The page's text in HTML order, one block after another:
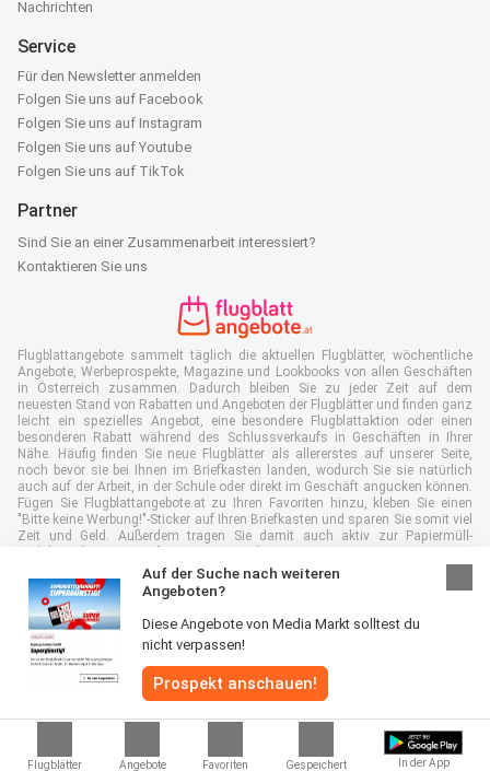
Flugblätter Angebote Favoriten Gespeichert In der App
Auf der Suche nach weiteren
Angeboten?
Diese Angebote von Media Markt solltest du
nicht verpassen!
Prospekt anschauen!
Nachrichten
Service
Für den Newsletter anmelden
Folgen Sie uns auf Facebook
Folgen Sie uns auf Instagram
Folgen Sie uns auf Youtube
Folgen Sie uns auf TikTok
Partner
Sind Sie an einer Zusammenarbeit interessiert?
Kontaktieren Sie uns
Flugblattangebote sammelt täglich die aktuellen Flugblätter, wöchentliche
Angebote, Werbeprospekte, Magazine und Lookbooks von allen Geschäften
in Österreich zusammen. Dadurch bleiben Sie zu jeder Zeit auf dem
neuesten Stand von Rabatten und Angeboten der Flugblätter und finden ganz
leicht ein spezielles Angebot, eine besondere Flugblattaktion oder einen
besonderen Rabatt während des Schlussverkaufs in Geschäften in Ihrer
Nähe. Häufig finden Sie neue Flugblätter als allererstes auf unserer Seite,
noch bevor sie bei Ihnen im Briefkasten landen, wodurch Sie sie natürlich
auch auf der Arbeit, in der Schule oder direkt im Geschäft angucken können.
Fügen Sie Flugblattangebote.at zu Ihren Favoriten hinzu, kleben Sie einen
"Bitte keine Werbung!"-Sticker auf Ihren Briefkasten und sparen Sie somit viel
Zeit und Geld. Außerdem tragen Sie damit auch aktiv zur Papiermüll-
Reduktion bei, was gut für unsere Umwelt ist.
Alle Rechte vorbehalten © Flugblattangebote.at 2026 |
Allgemeine Geschäftsbedingungen|Datenschutzerklärung
Richtlinie